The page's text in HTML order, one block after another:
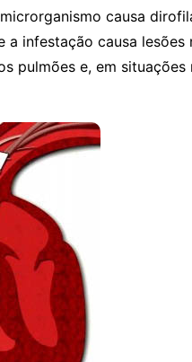
causa
a infestação causa
pulmões e, em